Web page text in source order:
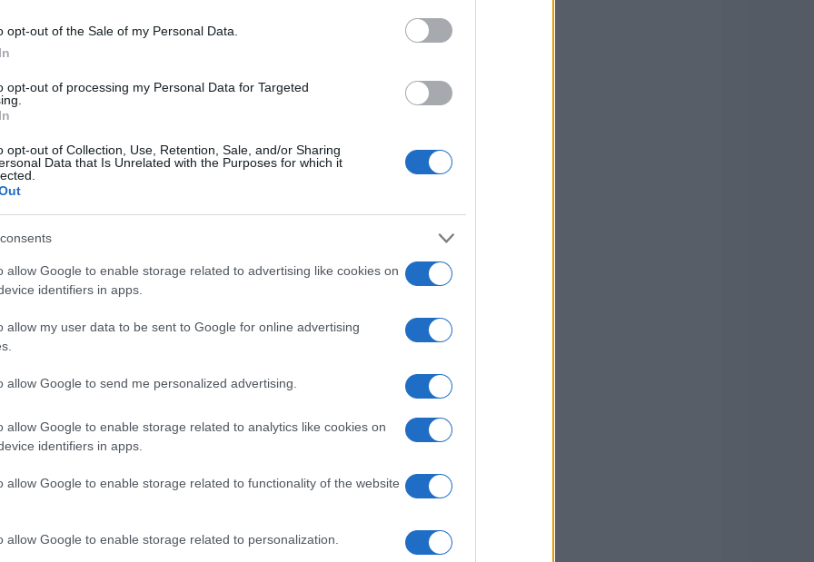
opt-out of the Sale of my Personal Data.
opt-out of processing my Personal Data for Targeted
opt-out of Collection, Use, Retention, Sale, and/or Sharing
Data that Is Unrelated with the Purposes for which it
allow Google to enable storage related to advertising like cookies on
identifiers in apps.
allow my user data to be sent to Google for online advertising
allow Google to send me personalized advertising.
allow Google to enable storage related to analytics like cookies on
identifiers in apps.
allow Google to enable storage related to functionality of the website
allow Google to enable storage related to personalization.
touristiques à la station RER de Roissy qui leur
qui se considéraient comme des habitants de
les crises mondiales avec une photo de lui et
ne plus pouvoir changer de ligne à la station
maintenant être plongé dans une atmosphère
entre Amélie Poulain et Emily in Paris perdues